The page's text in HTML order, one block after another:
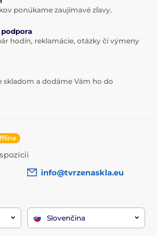
ponúkame zaujímavé zľavy.
podpora
hodín, reklamácie, otázky či výmeny
skladom a dodáme Vám ho do
info@tvrzenaskla.eu
Slovenčina